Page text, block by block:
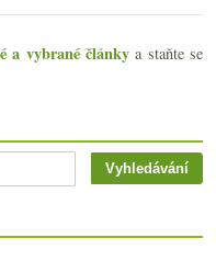
a vybrané články a staňte se